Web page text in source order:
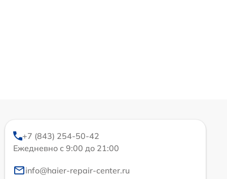
+7 (843) 254-50-42
Ежедневно с 9:00 до 21:00
info@haier-repair-center.ru